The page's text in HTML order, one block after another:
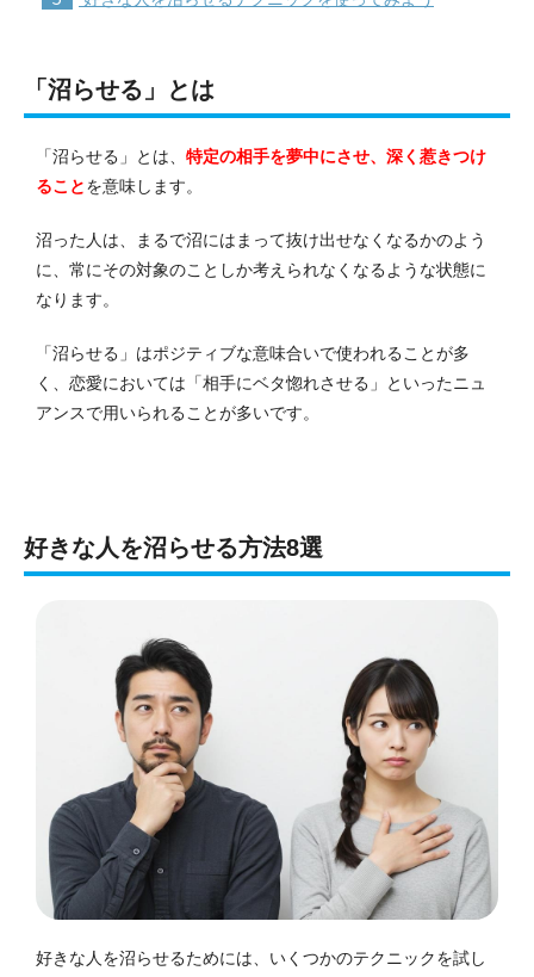
「沼らせる」とは
「沼らせる」とは、 特定の相手を夢中にさせ、深く惹きつけ
ることを意味します。
沼った人は、まるで沼にはまって抜け出せなくなるかのよう
に、常にその対象のことしか考えられなくなるような状態に
なります。
「沼らせる」はポジティブな意味合いで使われることが多
く、恋愛においては「相手にベタ惚れさせる」といったニュ
アンスで用いられることが多いです。
好きな人を沼らせる方法8選
好きな人を沼らせるためには、いくつかのテクニックを試し